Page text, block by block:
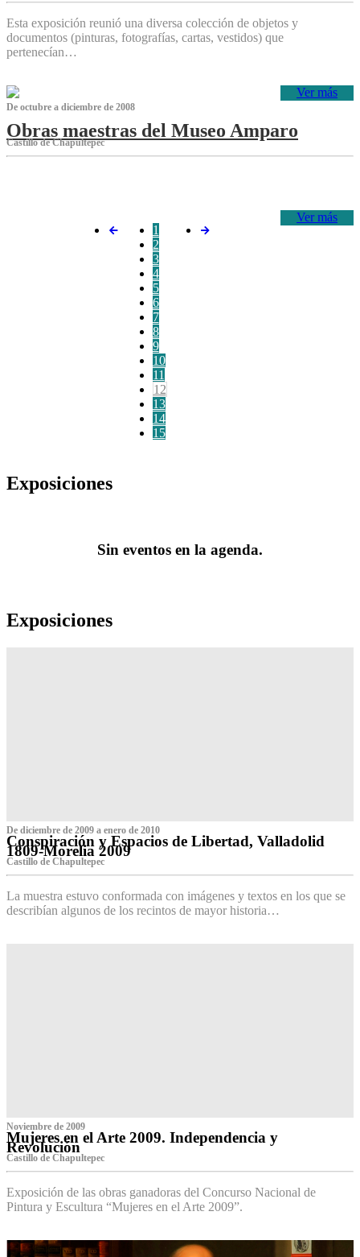
Esta exposición reunió una diversa colección de objetos y
documentos (pinturas, fotografías, cartas, vestidos) que
pertenecían…
Ver más
De octubre a diciembre de 2008
Obras maestras del Museo Amparo
Castillo de Chapultepec
Ver más
1
2
3
4
5
6
7
8
9
10
11
12
13
14
15
Exposiciones
Sin eventos en la agenda.
Exposiciones
De diciembre de 2009 a enero de 2010
Conspiración y Espacios de Libertad, Valladolid
1809-Morelia 2009
Castillo de Chapultepec
La muestra estuvo conformada con imágenes y textos en los que se
describían algunos de los recintos de mayor historia…
Noviembre de 2009
Mujeres en el Arte 2009. Independencia y
Revolución
Castillo de Chapultepec
Exposición de las obras ganadoras del Concurso Nacional de
Pintura y Escultura “Mujeres en el Arte 2009”.